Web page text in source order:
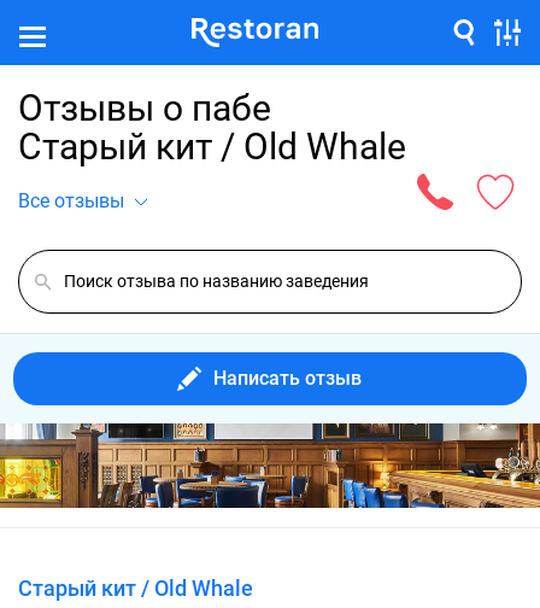
Отзывы о пабе
Старый кит / Old Whale
Все отзывы
Написать отзыв
Старый кит / Old Whale